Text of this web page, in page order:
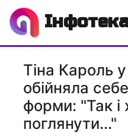
Тіна Кароль
обійняла
форми: "Так і
поглянути..."